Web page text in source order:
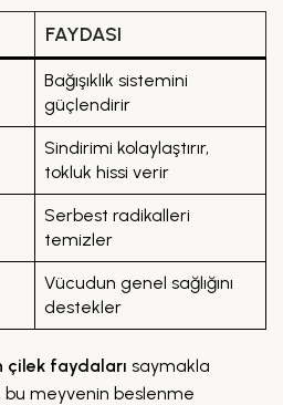
FAYDASI
Bağışıklık sistemini
güçlendirir
Sindirimi kolaylaştırır,
tokluk hissi verir
Serbest radikalleri
temizler
Vücudun genel sağlığını
destekler
çilek faydaları saymakla
meyvenin beslenme